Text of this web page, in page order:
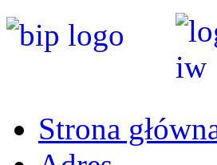
Strona